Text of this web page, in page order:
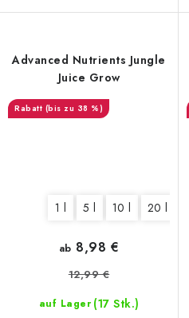
Advanced Nutrients Jungle
Juice Grow
(bis zu 38 %)
1 l 5 l 10 l 20 l
auf Lager (17 Stk.)
ab 8,98 €
12,99 €